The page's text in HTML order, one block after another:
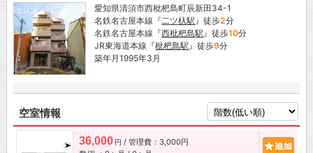
愛知県清須市西枇杷島町辰新田34-1
名鉄名古屋本線『二ツ杁駅』徒歩2分
名鉄名古屋本線『西枇杷島駅』徒歩10分
JR東海道本線『枇杷島駅』徒歩9分
築年月1995年3月
空室情報
36,000 円 / 管理費：3,000円